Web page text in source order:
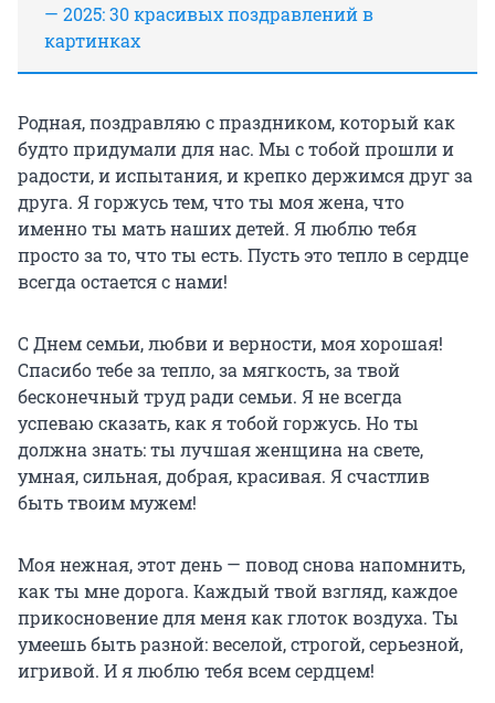
— 2025: 30 красивых поздравлений в
картинках
Родная, поздравляю с праздником, который как
будто придумали для нас. Мы с тобой прошли и
радости, и испытания, и крепко держимся друг за
друга. Я горжусь тем, что ты моя жена, что
именно ты мать наших детей. Я люблю тебя
просто за то, что ты есть. Пусть это тепло в сердце
всегда остается с нами!
С Днем семьи, любви и верности, моя хорошая!
Спасибо тебе за тепло, за мягкость, за твой
бесконечный труд ради семьи. Я не всегда
успеваю сказать, как я тобой горжусь. Но ты
должна знать: ты лучшая женщина на свете,
умная, сильная, добрая, красивая. Я счастлив
быть твоим мужем!
Моя нежная, этот день — повод снова напомнить,
как ты мне дорога. Каждый твой взгляд, каждое
прикосновение для меня как глоток воздуха. Ты
умеешь быть разной: веселой, строгой, серьезной,
игривой. И я люблю тебя всем сердцем!